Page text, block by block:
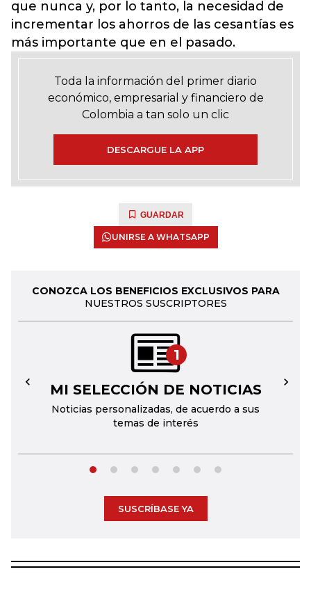
que nunca y, por lo tanto, la necesidad de
incrementar los ahorros de las cesantías es
más importante que en el pasado.
Toda la información del primer diario
económico, empresarial y financiero de
Colombia a tan solo un clic
DESCARGUE LA APP
GUARDAR
UNIRSE A WHATSAPP
CONOZCA LOS BENEFICIOS EXCLUSIVOS PARA
NUESTROS SUSCRIPTORES
1
MI SELECCIÓN DE NOTICIAS
Noticias personalizadas, de acuerdo a sus
temas de interés
← →
SUSCRÍBASE YA